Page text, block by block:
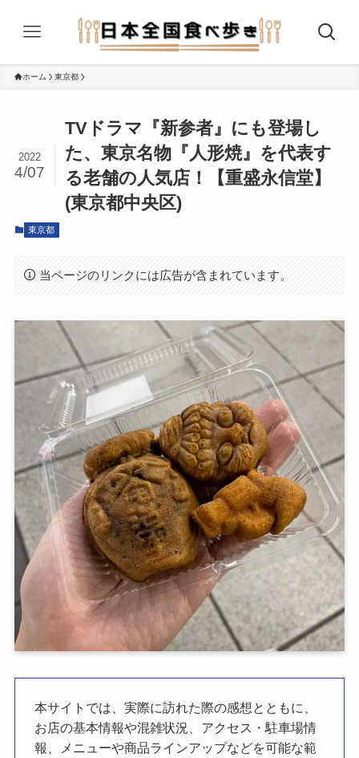
ホーム 東京都
TVドラマ『新参者』にも登場し
た、東京名物『人形焼』を代表す
る老舗の人気店！【重盛永信堂】
(東京都中央区)
2022
4/07
東京都
当ページのリンクには広告が含まれています。
本サイトでは、実際に訪れた際の感想とともに、
お店の基本情報や混雑状況、アクセス・駐車場情
報、メニューや商品ラインアップなどを可能な範